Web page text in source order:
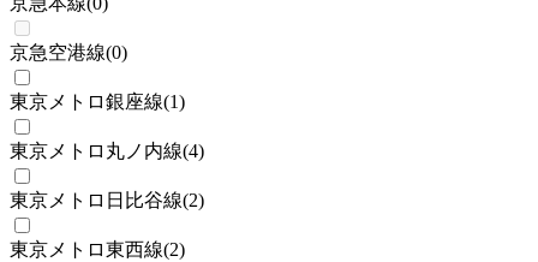
京急空港線(0)
東京メトロ銀座線(1)
東京メトロ丸ノ内線(4)
東京メトロ日比谷線(2)
東京メトロ東西線(2)